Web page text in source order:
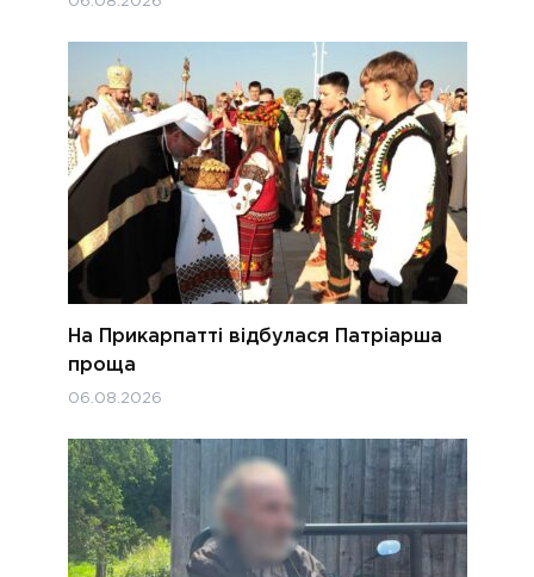
На Прикарпатті відбулася Патріарша
проща
06.08.2026